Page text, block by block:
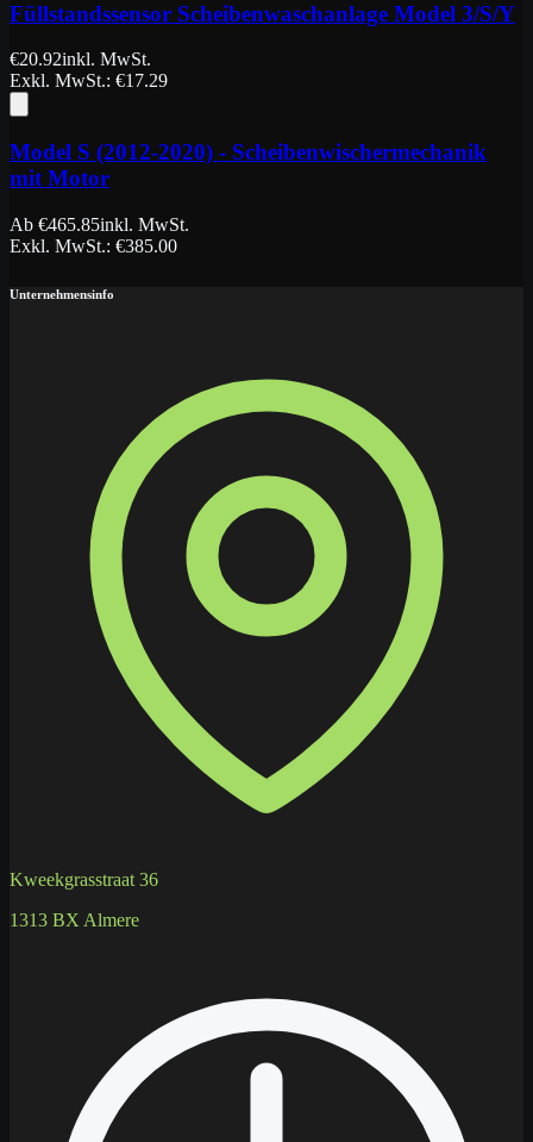
Füllstandssensor Scheibenwaschanlage Model 3/S/Y
€20.92inkl. MwSt.
Exkl. MwSt.: €17.29
Model S (2012-2020) - Scheibenwischermechanik
mit Motor
Ab €465.85inkl. MwSt.
Exkl. MwSt.: €385.00
Unternehmensinfo
Kweekgrasstraat 36
1313 BX Almere